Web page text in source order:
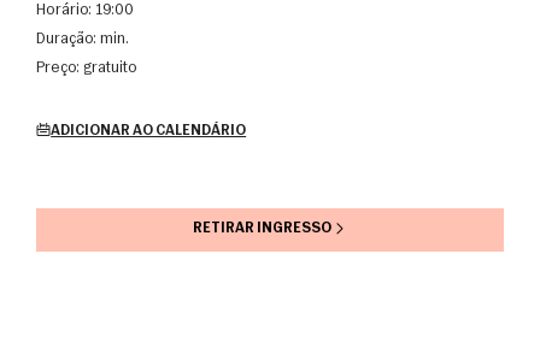
Horário:
19:00
Duração: min.
Preço: gratuito
ADICIONAR AO CALENDÁRIO
RETIRAR INGRESSO